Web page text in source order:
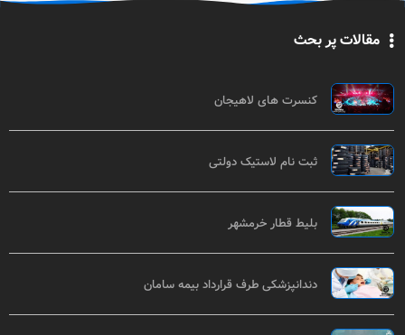
مقالات پر بحث
کنسرت های لاهیجان
ثبت نام لاستیک دولتی
بلیط قطار خرمشهر
دندانپزشکی طرف قرارداد بیمه سامان